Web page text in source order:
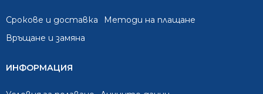
Срокове и доставка
Методи на плащане
Връщане и замяна
ИНФОРМАЦИЯ